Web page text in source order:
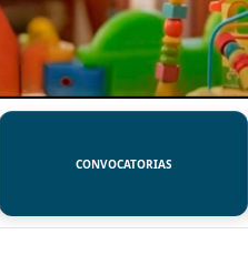
CONVOCATORIAS